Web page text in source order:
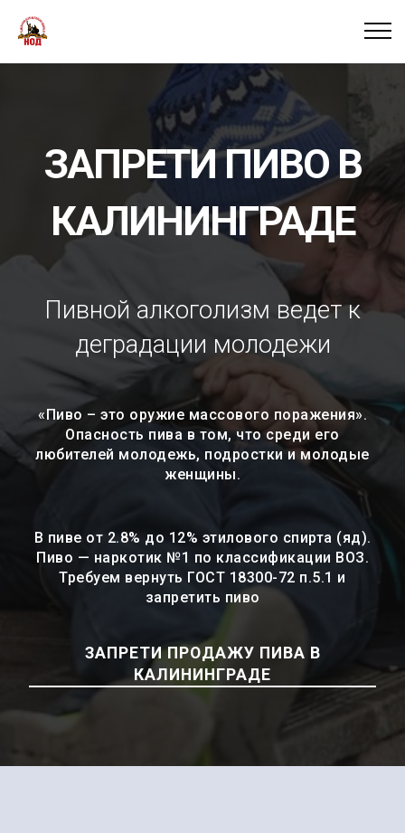
ЗАПРЕТИ ПИВО В
КАЛИНИНГРАДЕ
Пивной алкоголизм ведет к
деградации молодежи
«Пиво – это оружие массового поражения».
Опасность пива в том, что среди его
любителей молодежь, подростки и молодые
женщины.
В пиве от 2.8% до 12% этилового спирта (яд).
Пиво — наркотик №1 по классификации ВОЗ.
Требуем вернуть ГОСТ 18300-72 п.5.1 и
запретить пиво
ЗАПРЕТИ ПРОДАЖУ ПИВА В
КАЛИНИНГРАДЕ